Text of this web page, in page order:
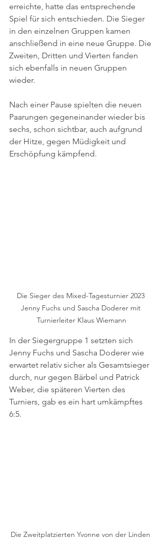
erreichte, hatte das entsprechende
Spiel für sich entschieden. Die Sieger
in den einzelnen Gruppen kamen
anschließend in eine neue Gruppe. Die
Zweiten, Dritten und Vierten fanden
sich ebenfalls in neuen Gruppen
wieder.
Nach einer Pause spielten die neuen
Paarungen gegeneinander wieder bis
sechs, schon sichtbar, auch aufgrund
der Hitze, gegen Müdigkeit und
Erschöpfung kämpfend.
Die Sieger des Mixed-Tagesturnier 2023
Jenny Fuchs und Sascha Doderer mit
Turnierleiter Klaus Wiemann
In der Siegergruppe 1 setzten sich
Jenny Fuchs und Sascha Doderer wie
erwartet relativ sicher als Gesamtsieger
durch, nur gegen Bärbel und Patrick
Weber, die späteren Vierten des
Turniers, gab es ein hart umkämpftes
6:5.
Die Zweitplatzierten Yvonne von der Linden